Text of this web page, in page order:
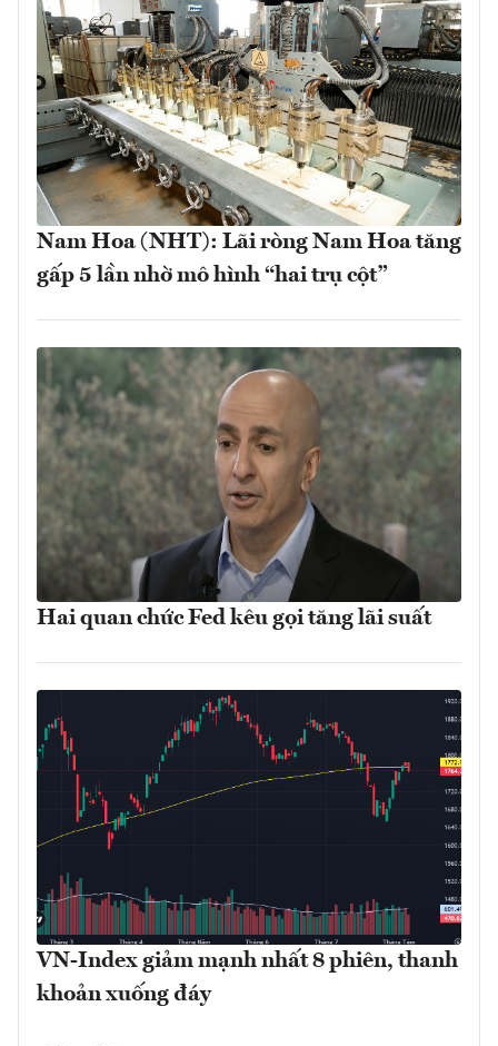
Nam Hoa (NHT): Lãi ròng Nam Hoa tăng
gấp 5 lần nhờ mô hình “hai trụ cột”
Hai quan chức Fed kêu gọi tăng lãi suất
VN-Index giảm mạnh nhất 8 phiên, thanh
khoản xuống đáy